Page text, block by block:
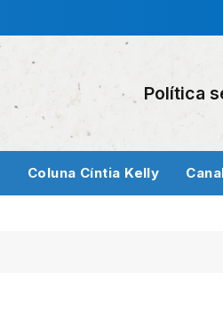
Política
Coluna Cíntia Kelly